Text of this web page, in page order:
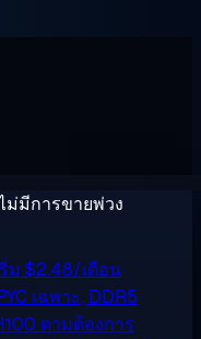
ม่มีการขายพ่วง
ริ่ม $2.48/เดือน
เฉพาะ, DDR5
ตามต้องการ